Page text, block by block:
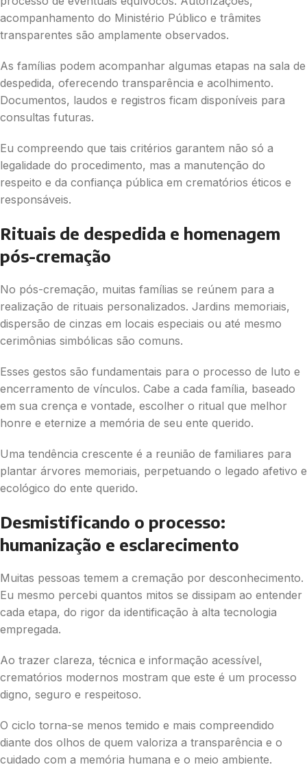
acompanhamento do Ministério Público e trâmites
transparentes são amplamente observados.
As famílias podem acompanhar algumas etapas na sala de
despedida, oferecendo transparência e acolhimento.
Documentos, laudos e registros ficam disponíveis para
consultas futuras.
Eu compreendo que tais critérios garantem não só a
legalidade do procedimento, mas a manutenção do
respeito e da confiança pública em crematórios éticos e
responsáveis.
Rituais de despedida e homenagem
pós-cremação
No pós-cremação, muitas famílias se reúnem para a
realização de rituais personalizados. Jardins memoriais,
dispersão de cinzas em locais especiais ou até mesmo
cerimônias simbólicas são comuns.
Esses gestos são fundamentais para o processo de luto e
encerramento de vínculos. Cabe a cada família, baseado
em sua crença e vontade, escolher o ritual que melhor
honre e eternize a memória de seu ente querido.
Uma tendência crescente é a reunião de familiares para
plantar árvores memoriais, perpetuando o legado afetivo e
ecológico do ente querido.
Desmistificando o processo:
humanização e esclarecimento
Muitas pessoas temem a cremação por desconhecimento.
Eu mesmo percebi quantos mitos se dissipam ao entender
cada etapa, do rigor da identificação à alta tecnologia
empregada.
Ao trazer clareza, técnica e informação acessível,
crematórios modernos mostram que este é um processo
digno, seguro e respeitoso.
O ciclo torna-se menos temido e mais compreendido
diante dos olhos de quem valoriza a transparência e o
cuidado com a memória humana e o meio ambiente.